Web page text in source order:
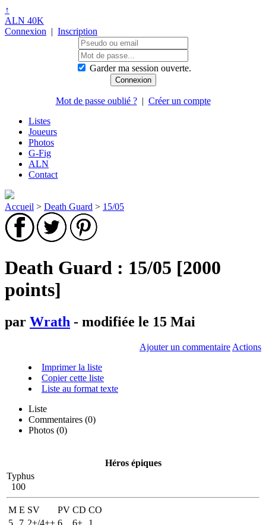
↑
ALN 40K
Connexion | Inscription
Garder ma session ouverte.
Mot de passe oublié ?| Créer un compte
Listes
Joueurs
Photos
G-Fig
ALN
Contact
Accueil > Death Guard > 15/05
Death Guard : 15/05 [2000
points]
par Wrath - modifiée le 15 Mai
Ajouter un commentaire Actions
Imprimer la liste
Copier cette liste
Liste au format texte
Liste
Commentaires (0)
Photos (0)
Héros épiques
Typhus
100
M E SV PV CD CO
5
7 2+/4++ 6 6+
1